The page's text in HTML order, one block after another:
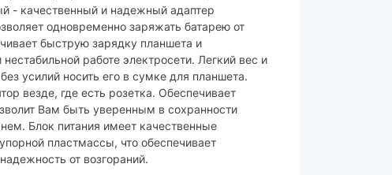
черный
товара могут изменяться производителем
- качественный и надежный адаптер
одновременно заряжать батарею от
быструю зарядку планшета и
нестабильной работе электросети. Легкий вес и
усилий носить его в сумке для планшета.
везде, где есть розетка. Обеспечивает
Вам быть уверенным в сохранности
Блок питания имеет качественные
пластмассы, что обеспечивает
от возгораний.